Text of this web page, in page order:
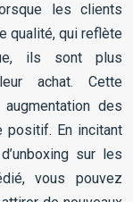
les clients
qualité, qui reflète
ils sont plus
achat. Cette
des
positif. En incitant
sur les
vous pouvez